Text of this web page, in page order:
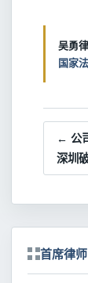
吴勇
国家
← 公
深圳
首席律师